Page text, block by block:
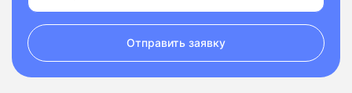
Отправить заявку